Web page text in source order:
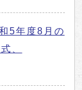
5年度8月の
、